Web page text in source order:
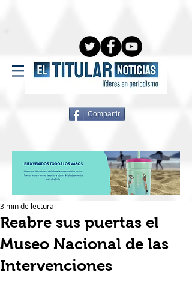
Compartir
Reabre sus puertas el
Museo Nacional de las
Intervenciones
3 min de lectura